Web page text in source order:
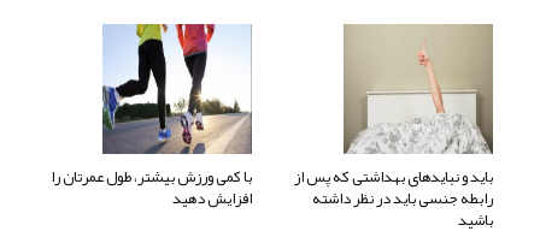
باید و نبایدهای بهداشتی که پس از
رابطه جنسی باید در نظر داشته
باشید
با کمی ورزش بیشتر، طول عمرتان را
افزایش دهید